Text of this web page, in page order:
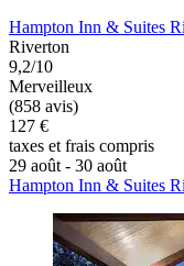
Hampton Inn & Suites
Riverton
9,2/10
Merveilleux
(858 avis)
127 €
taxes et frais compris
29 août - 30 août
Hampton Inn & Suites